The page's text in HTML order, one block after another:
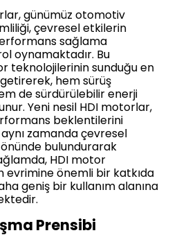
günümüz otomotiv
çevresel etkilerin
sağlama
oynamaktadır. Bu
teknolojilerinin sunduğu en
hem sürüş
de sürdürülebilir enerji
Yeni nesil HDI motorlar,
beklentilerini
zamanda çevresel
önünde bulundurarak
HDI motor
evrimine önemli bir katkıda
geniş bir kullanım alanına
Prensibi